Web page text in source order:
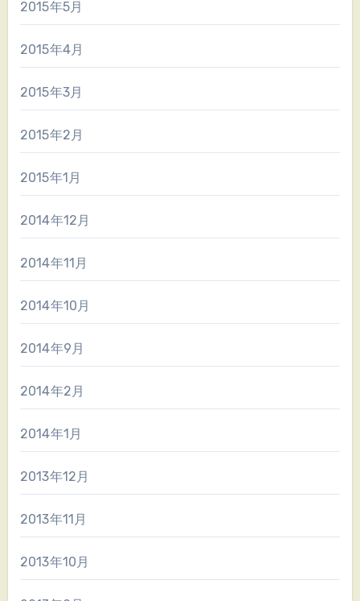
2015年5月
2015年4月
2015年3月
2015年2月
2015年1月
2014年12月
2014年11月
2014年10月
2014年9月
2014年2月
2014年1月
2013年12月
2013年11月
2013年10月